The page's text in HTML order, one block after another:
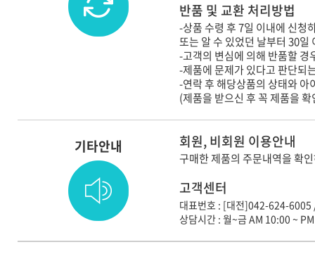
반품 및 교환 처리방법
-상품 수령 후 7일 이내에 신청
또는 알 수 있었던 날부터 30
-고객의 변심에 의해 반품할
-제품에 문제가 있다고 판단되
-연락 후 해당상품의 상태와
(제품을 받으신 후 꼭 제품을
기타안내 회원, 비회원 이용안내
구매한 제품의 주문내역을 확
고객센터
대표번호 : [대전]042-624-
상담시간 : 월~금 AM 10:00 ~